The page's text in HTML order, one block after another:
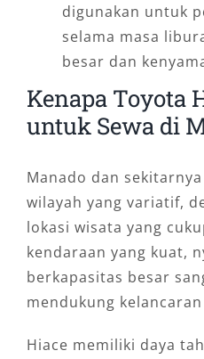
digunakan untuk
selama masa
besar dan
Kenapa Toyota
untuk Sewa di
Manado dan
wilayah yang variatif,
lokasi wisata yang
kendaraan yang kuat,
berkapasitas besar
mendukung
Hiace memiliki daya